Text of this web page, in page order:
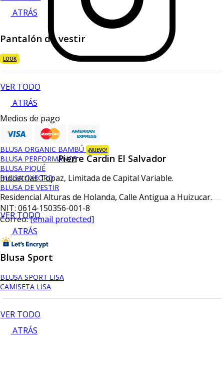
ATRÁS
Pantalón de vestir
LOOK
VER TODO
ATRÁS
Blusa
BLUSA ORGANIC BAMBÚ ¡NUEVO!
BLUSA PERFORMANCE
BLUSA PIQUÉ
BLUSA OXFORD
BLUSA DE VESTIR
VER TODO
ATRÁS
Blusa Sport
BLUSA SPORT LISA
CAMISETA LISA
VER TODO
ATRÁS
Medios de pago
Pierre Cardin El Salvador
Industrias Topaz, Limitada de Capital Variable.
Residencial Alturas de Holanda, Calle Antigua a Huizucar.
NIT: 0614-150356-001-8
Correo:[email protected]